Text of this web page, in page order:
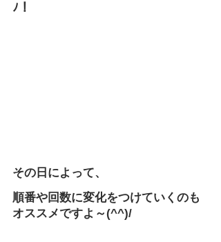
ﾉ！
その日によって、
順番や回数に変化をつけていくのも
オススメですよ～(^^)/